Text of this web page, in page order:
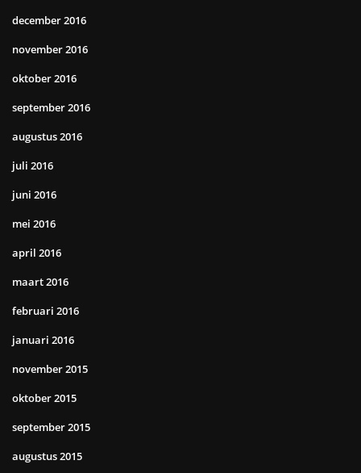
december 2016
november 2016
oktober 2016
september 2016
augustus 2016
juli 2016
juni 2016
mei 2016
april 2016
maart 2016
februari 2016
januari 2016
november 2015
oktober 2015
september 2015
augustus 2015